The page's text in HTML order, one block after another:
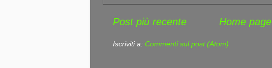
Post più recente Home page
Iscriviti a: Commenti sul post (Atom)